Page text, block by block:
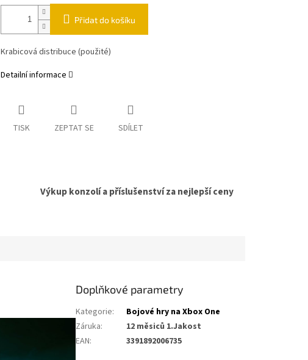
Přidat do košíku
Krabicová distribuce (použité)
Detailní informace
TISK ZEPTAT SE SDÍLET
Výkup konzolí a příslušenství za nejlepší ceny
Doplňkové parametry
Kategorie:
Bojové hry na Xbox One
Záruka:
12 měsiců 1.Jakost
EAN: 3391892006735